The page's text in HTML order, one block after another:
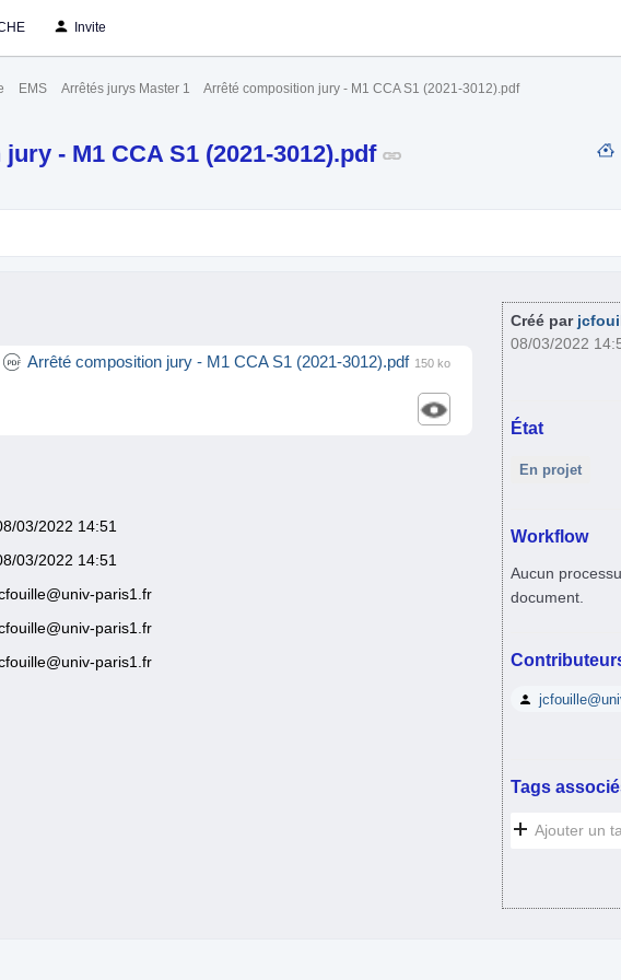
Invite
EMS Arrêtés jurys Master 1 Arrêté composition jury - M1 CCA S1 (2021-3012).pdf
- M1 CCA S1 (2021-3012).pdf
Arrêté composition jury - M1 CCA S1 (2021-3012).pdf 150 ko
03/2022 14:51
03/2022 14:51
paris1.fr
paris1.fr
paris1.fr
Créé par
08/03/2022
État
En projet
Workflow
Aucun
document.
Tags